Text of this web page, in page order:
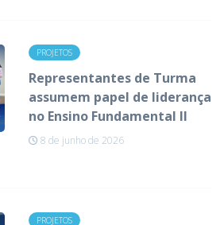
PROJETOS
Representantes de Turma
assumem papel de liderança
no Ensino Fundamental II
8 de junho de 2026
PROJETOS